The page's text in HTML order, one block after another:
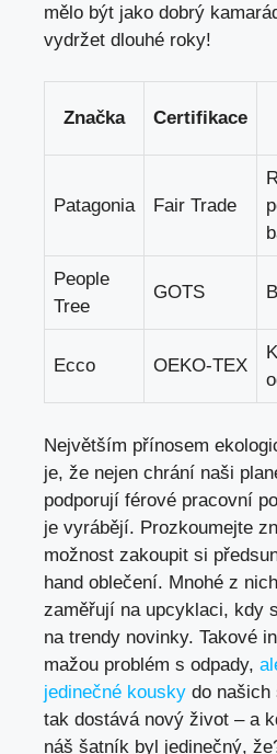
mělo být jako dobrý
vydržet dlouhé roky!
Značka Certifikace
Patagonia Fair Trade
People
Tree
GOTS
Ecco OEKO-TEX
Největším přínosem
je, že nejen chrání naši
podporují férové pracovní
je vyrábějí. Prozkoumejte
možnost zakoupit si
hand oblečení. Mnohé z
zaměřují na upcyklaci, kdy
na trendy novinky. Takové
mažou problém s odpady,
jedinečné kousky do našich
tak dostává nový život – a
náš šatník byl jedinečný,